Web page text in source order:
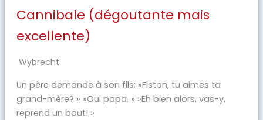
Cannibale (dégoutante mais
excellente)
Wybrecht
Un père demande à son fils: »Fiston, tu aimes ta
grand-mère? » »Oui papa. » »Eh bien alors, vas-y,
reprend un bout! »